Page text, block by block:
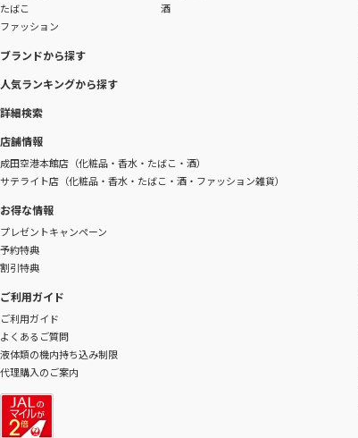
たばこ
酒
ファッション
ブランドから探す
人気ランキングから探す
詳細検索
店舗情報
成田空港本館店（化粧品・香水・たばこ・酒）
サテライト店（化粧品・香水・たばこ・酒・ファッション雑貨）
お得な情報
プレゼントキャンペーン
予約特典
割引特典
ご利用ガイド
ご利用ガイド
よくあるご質問
液体類の機内持ち込み制限
代理購入のご案内